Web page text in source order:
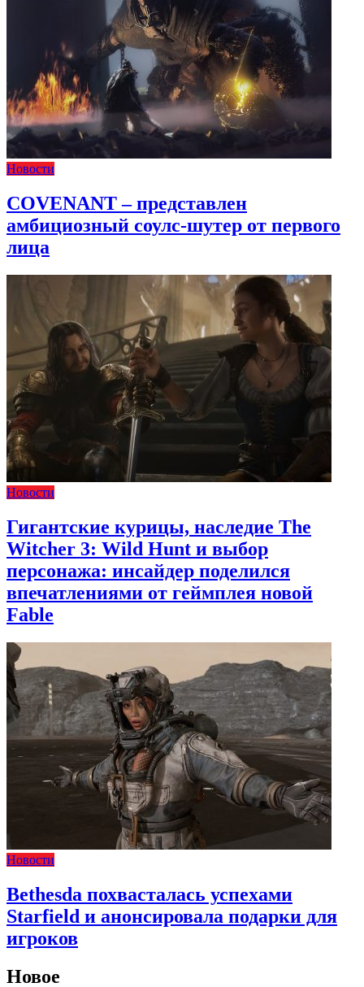
Новости
COVENANT – представлен
амбициозный соулс-шутер от первого
лица
Новости
Гигантские курицы, наследие The
Witcher 3: Wild Hunt и выбор
персонажа: инсайдер поделился
впечатлениями от геймплея новой
Fable
Новости
Bethesda похвасталась успехами
Starfield и анонсировала подарки для
игроков
Новое